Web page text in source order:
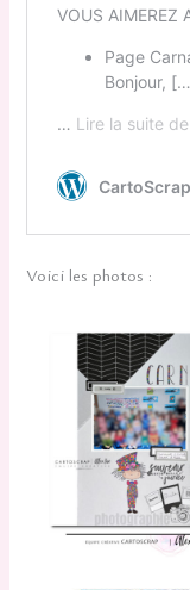
Voici les photos :